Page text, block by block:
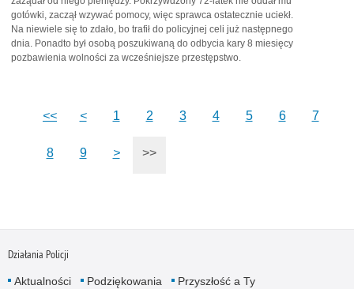
gotówki, zaczął wzywać pomocy, więc sprawca ostatecznie uciekł.
Na niewiele się to zdało, bo trafił do policyjnej celi już następnego
dnia. Ponadto był osobą poszukiwaną do odbycia kary 8 miesięcy
pozbawienia wolności za wcześniejsze przestępstwo.
<< < 1 2 3 4 5 6 7
8 9 > >>
Działania Policji
Aktualności Podziękowania
Przyszłość a Ty